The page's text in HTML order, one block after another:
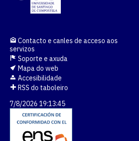
Contacto e canles de acceso aos
servizos
Soporte e axuda
Mapa do web
Accesibilidade
RSS do taboleiro
7/8/2026 19:13:45